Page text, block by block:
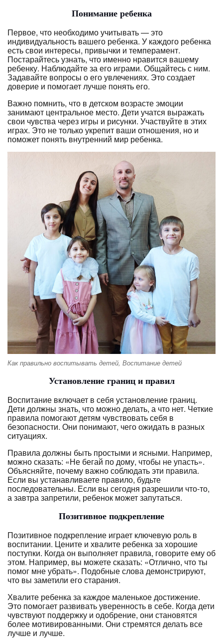
Понимание ребенка
Первое, что необходимо учитывать — это
индивидуальность вашего ребенка. У каждого ребенка
есть свои интересы, привычки и темперамент.
Постарайтесь узнать, что именно нравится вашему
ребенку. Наблюдайте за его играми. Общайтесь с ним.
Задавайте вопросы о его увлечениях. Это создает
доверие и помогает лучше понять его.
Важно помнить, что в детском возрасте эмоции
занимают центральное место. Дети учатся выражать
свои чувства через игры и рисунки. Участвуйте в этих
играх. Это не только укрепит ваши отношения, но и
поможет понять внутренний мир ребенка.
Как правильно воспитывать детей, Воспитание детей
Установление границ и правил
Воспитание включает в себя установление границ.
Дети должны знать, что можно делать, а что нет. Четкие
правила помогают детям чувствовать себя в
безопасности. Они понимают, чего ожидать в разных
ситуациях.
Правила должны быть простыми и ясными. Например,
можно сказать: «Не бегай по дому, чтобы не упасть».
Объясняйте, почему важно соблюдать эти правила.
Если вы устанавливаете правило, будьте
последовательны. Если вы сегодня разрешили что-то,
а завтра запретили, ребенок может запутаться.
Позитивное подкрепление
Позитивное подкрепление играет ключевую роль в
воспитании. Цените и хвалите ребенка за хорошие
поступки. Когда он выполняет правила, говорите ему об
этом. Например, вы можете сказать: «Отлично, что ты
помог мне убрать». Подобные слова демонстрируют,
что вы заметили его старания.
Хвалите ребенка за каждое маленькое достижение.
Это помогает развивать уверенность в себе. Когда дети
чувствуют поддержку и одобрение, они становятся
более мотивированными. Они стремятся делать все
лучше и лучше.